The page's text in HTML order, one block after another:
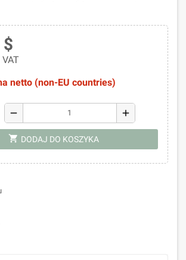
netto (non-EU countries)
remove add
shopping_cart DODAJ DO KOSZYKA